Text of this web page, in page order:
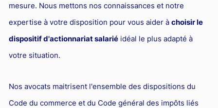
mesure. Nous mettons nos connaissances et notre
expertise à votre disposition pour vous aider à choisir le
dispositif d'actionnariat salariéidéal le plus adapté à
votre situation.
Nos avocats maitrisent l'ensemble des dispositions du
Code du commerce et du Code général des impôts liés